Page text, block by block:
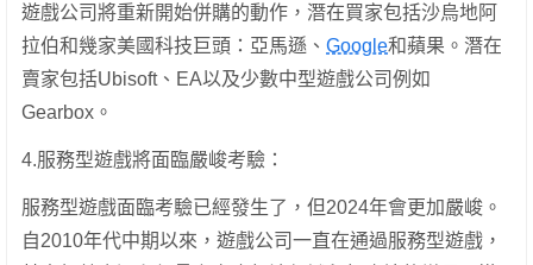
遊戲公司將重新開始併購的動作，潛在買家包括沙烏地阿
拉伯和幾家美國科技巨頭：亞馬遜、 Google和蘋果。潛在
賣家包括Ubisoft、EA以及少數中型遊戲公司例如
Gearbox。
4.服務型遊戲將面臨嚴峻考驗：
服務型遊戲面臨考驗已經發生了，但2024年會更加嚴峻。
自2010年代中期以來，遊戲公司一直在通過服務型遊戲，